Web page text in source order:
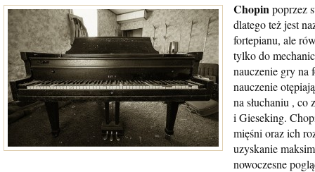
Chopinpoprzez
dlatego też jest
fortepianu, ale
tylko do
nauczenie gry na
nauczenie
na słuchaniu ,
i Gieseking.
mięśni oraz ich
uzyskanie
nowoczesne